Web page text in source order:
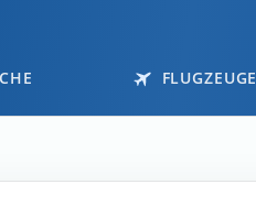
FLUGZEUGE